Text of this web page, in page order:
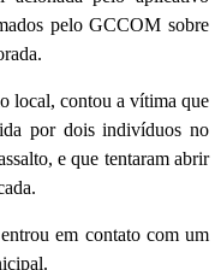
pelo GCCOM sobre
local, contou a vítima que
por dois indivíduos no
e que tentaram abrir
em contato com um